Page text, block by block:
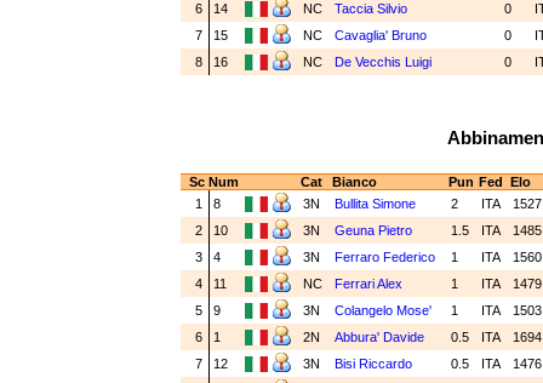
6
14 NC Taccia Silvio 0
7
15 NC Cavaglia' Bruno 0
8
16 NC De Vecchis Luigi 0
Sc Num Cat Bianco Pun Fed Elo
1
8 3N Bullita Simone 2 ITA
2
10 3N Geuna Pietro 1.5 ITA
3
4 3N Ferraro Federico 1 ITA
4
11 NC Ferrari Alex 1 ITA
5
9 3N Colangelo Mose' 1 ITA
6
1 2N Abbura' Davide 0.5 ITA
7
12 3N Bisi Riccardo 0.5 ITA